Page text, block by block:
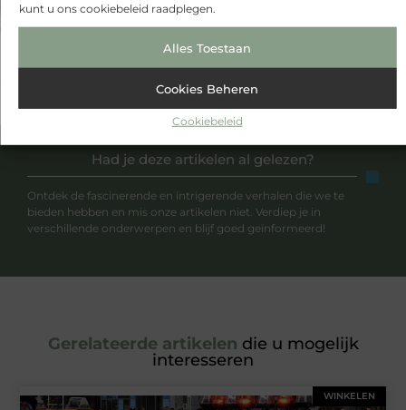
kunt u ons cookiebeleid raadplegen.
Alles Toestaan
Cookies Beheren
Cookiebeleid
Had je deze artikelen al gelezen?
Ontdek de fascinerende en intrigerende verhalen die we te
bieden hebben en mis onze artikelen niet. Verdiep je in
verschillende onderwerpen en blijf goed geïnformeerd!
Gerelateerde artikelen die u mogelijk
interesseren
WINKELEN